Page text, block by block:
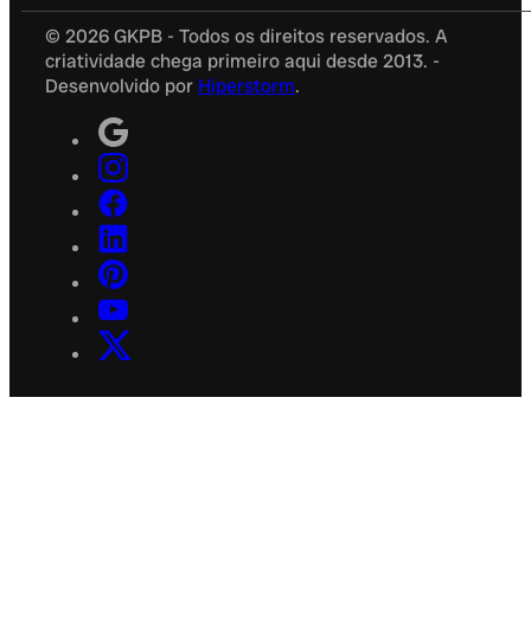
© 2026 GKPB - Todos os direitos reservados. A
criatividade chega primeiro aqui desde 2013. -
Desenvolvido por Hiperstorm.